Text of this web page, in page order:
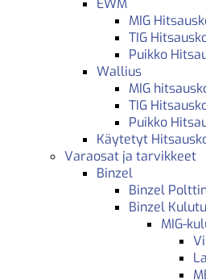
EWM
MIG
TIG
Puikko
Wallius
MIG
TIG
Puikko
Käytetyt
Varaosat ja tarvikkeet
Binzel
Binzel
Binzel
MIG-